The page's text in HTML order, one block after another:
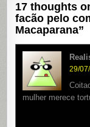
17 thoughts
facão pelo
Macaparana”
29/
mulher merece